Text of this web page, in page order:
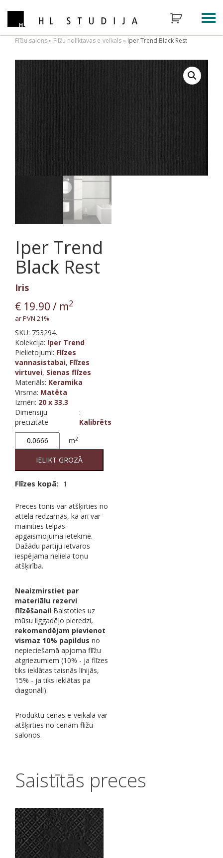
Flīžu salons» Flīžu noliktavas e-veikals» Iper Trend Black Rest
Iper Trend
Black Rest
Iris
€ 19.90 / m2
ar PVN 21%
SKU: 753294..
Kolekcija: Iper Trend
Pielietojumi: Flīzes
vannasistabai, Flīzes
virtuvei, Sienas flīzes
Materiāls: Keramika
Virsma: Matēta
Izmēri: 20 x 33.3
Dimensiju
precizitāte
:
Kalibrēts
Iper
Trend
m2
IELIKT GROZĀ
Flīzes kopā: 1
Preces tonis var atšķirties no
attēlā redzamās, kā arī var
mainīties telpas
apgaismojuma ietekmē.
Dažādu partiju ietvaros
iespējama neliela toņu
atšķirība.
Neaizmirstiet par
materiālu rezervi
flīzēšanai! Balstoties uz
mūsu ilggadējo pieredzi,
rekomendējam pievienot
vismaz 10% papildus no
nepieciešamā apjoma flīžu
atgriezumiem (10% - ja flīzes
tiks ieklātas taisnās līnijās,
15% - ja tiks ieklātas pa
diagonāli).
Produktu cenas e-veikalā var
atšķirties no cenām flīžu
salonos.
Saistītās preces